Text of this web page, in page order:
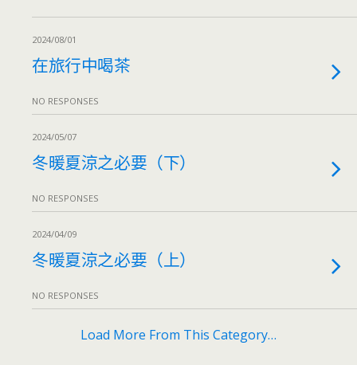
2024/08/01
在旅行中喝茶
NO RESPONSES
2024/05/07
冬暖夏涼之必要（下）
NO RESPONSES
2024/04/09
冬暖夏涼之必要（上）
NO RESPONSES
Load More From This Category…